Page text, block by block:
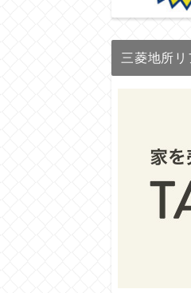
三菱地所リ